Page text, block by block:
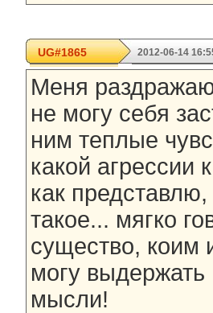
UG#1865 2012-06-14
Меня
не могу себя
ним теплые
какой агрессии
как
такое... мягко
существо, коим
могу выдержать
мысли!